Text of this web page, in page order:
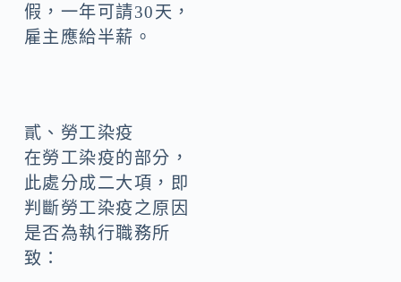
假，一年可請30天，
雇主應給半薪。
貳、勞工染疫
在勞工染疫的部分，
此處分成二大項，即
判斷勞工染疫之原因
是否為執行職務所
致：